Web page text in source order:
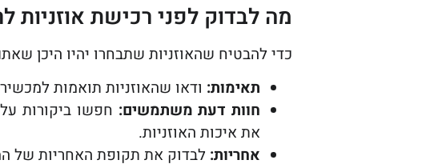
מה לבדוק לפני רכישת אוזניות
כדי להבטיח שהאוזניות שתבחרו יהיו היכן
תאימות: ודאו שהאוזניות תואמות
חוות דעת משתמשים: חפשו ביקורות
את איכות האוזניות.
אחריות: לבדוק את תקופת האחריות של